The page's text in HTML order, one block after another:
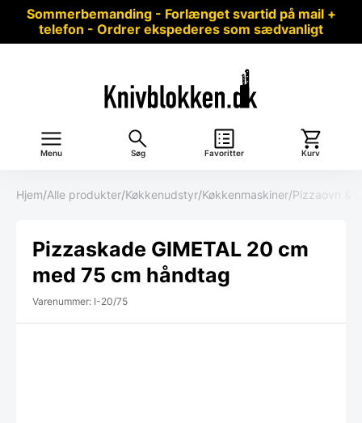
Sommerbemanding - Forlænget svartid på mail +
telefon - Ordrer ekspederes som sædvanligt
Menu Søg Favoritter Kurv
Hjem/Alle produkter/Køkkenudstyr/Køkkenmaskiner/Pizzaovn &
Pizzaskade GIMETAL 20 cm
med 75 cm håndtag
Varenummer: I-20/75